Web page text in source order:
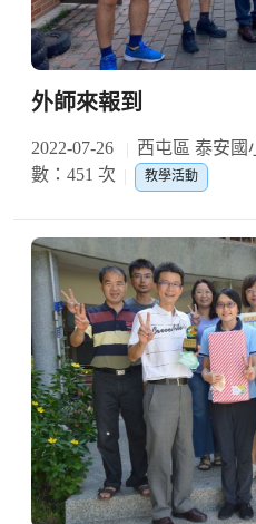
外師來報到
2022-07-26 西屯區 泰安國
數：451 次
教學活動